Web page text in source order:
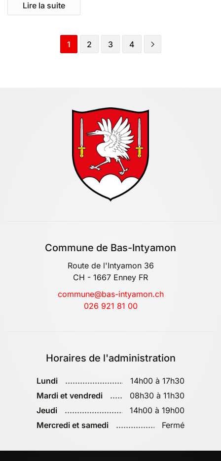
Lire la suite
1 2 3 4
Commune de Bas-Intyamon
Route de l'Intyamon 36
CH - 1667 Enney FR
commune@bas-intyamon.ch
026 921 81 00
Horaires de l'administration
Lundi
14h00 à 17h30
Mardi et vendredi
08h30 à 11h30
Jeudi
14h00 à 19h00
Mercredi et samedi
Fermé